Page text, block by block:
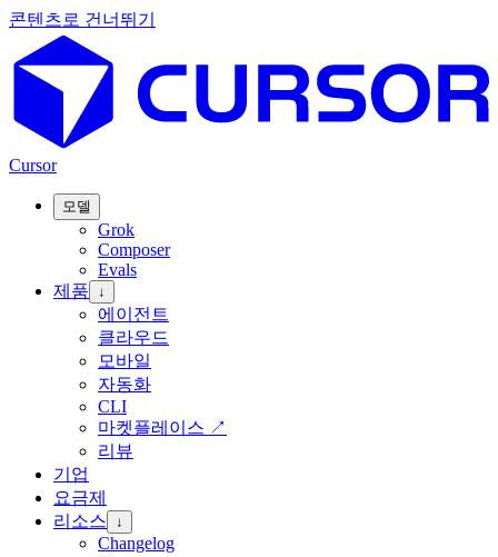
콘텐츠로 건너뛰기
Cursor
모델
Grok
Composer
Evals
제품
↓
에이전트
클라우드
모바일
자동화
CLI
마켓플레이스 ↗
리뷰
기업
요금제
리소스
↓
Changelog